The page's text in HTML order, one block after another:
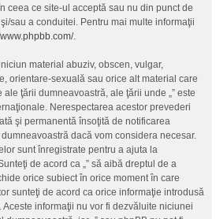
ceea ce site-ul acceptă sau nu din punct de
sau a conduitei. Pentru mai multe informaţii
.
material abuziv, obscen, vulgar,
orientare-sexuală sau orice alt material care
ţării dumneavoastră, ale ţării unde „” este
Nerespectarea acestor prevederi
şi permanentă însoţită de notificarea
dacă vom considera necesar.
sunt înregistrate pentru a ajuta la
de acord ca „” să aibă dreptul de a
orice subiect în orice moment în care
sunteţi de acord ca orice informaţie introdusă
informaţii nu vor fi dezvăluite niciunei